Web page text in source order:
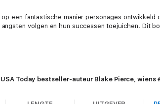
op een fantastische manier personages
volgen en hun successen toejuichen. Dit
Today bestseller-auteur Blake Pierce, wiens